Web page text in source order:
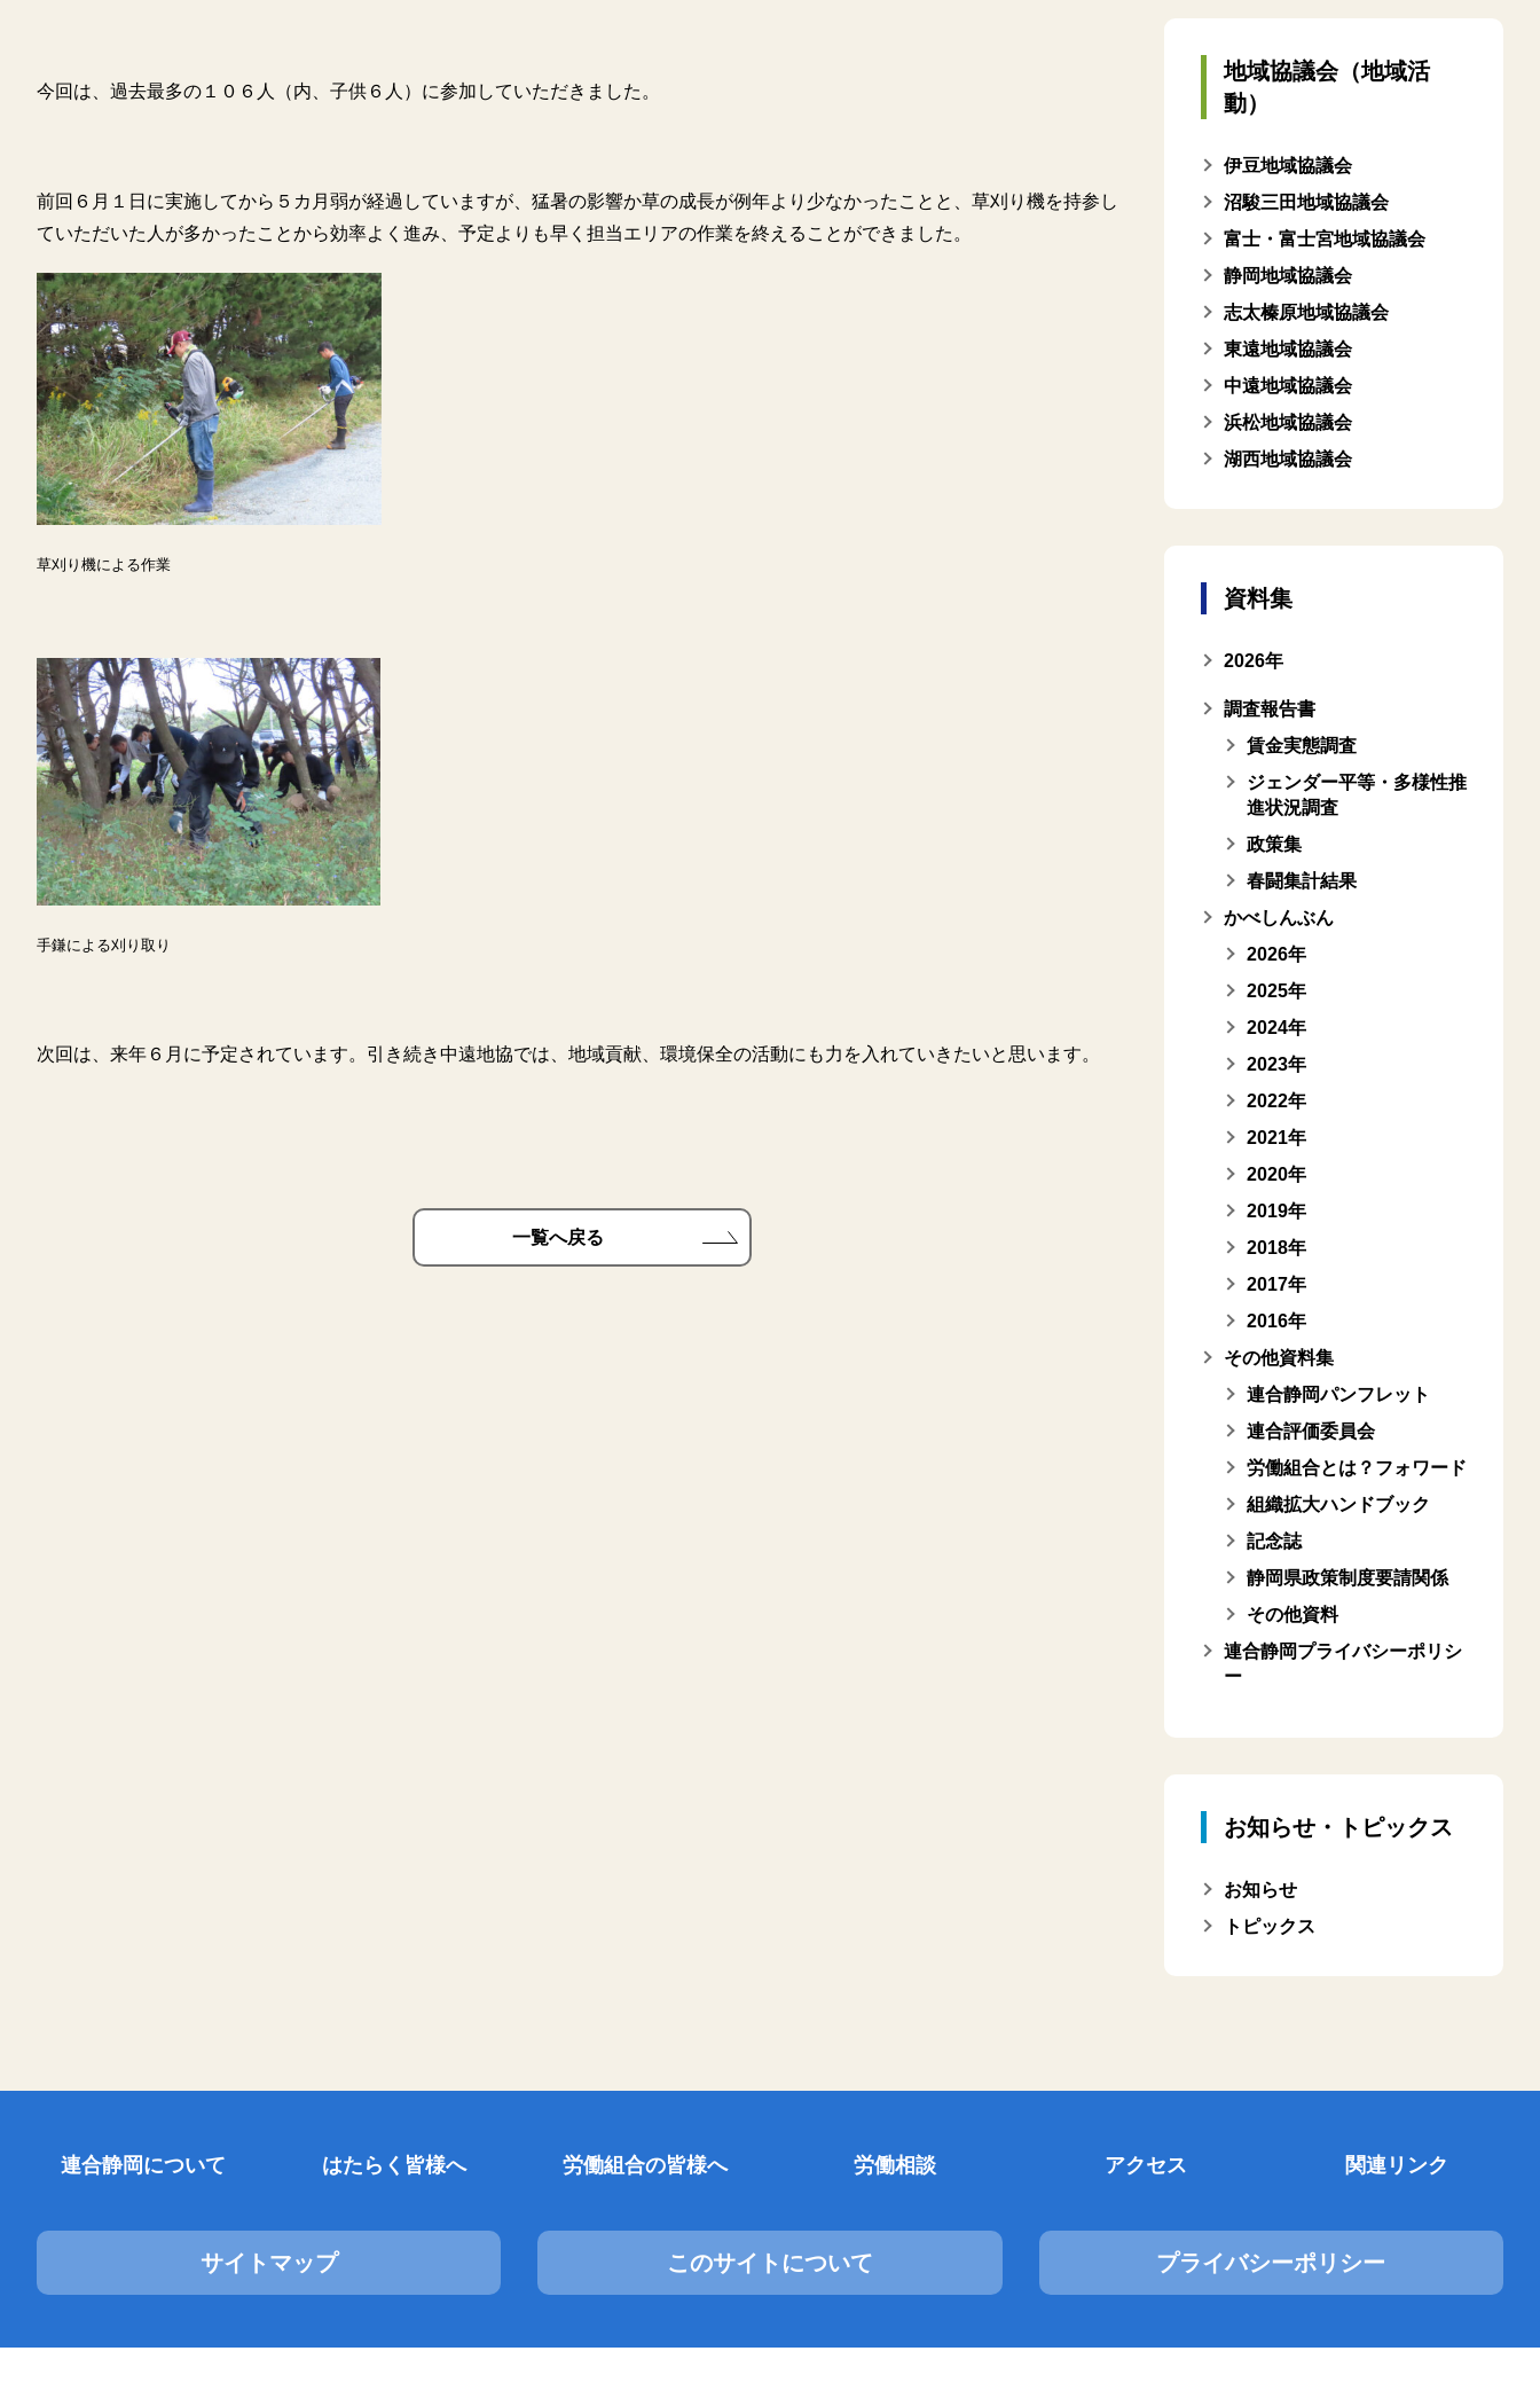
今回は、過去最多の１０６人（内、子供６人）に参加していただきました。
前回６月１日に実施してから５カ月弱が経過していますが、猛暑の影響か草の成長が例年より少なかったことと、草刈り機を持参し
ていただいた人が多かったことから効率よく進み、予定よりも早く担当エリアの作業を終えることができました。
草刈り機による作業
手鎌による刈り取り
次回は、来年６月に予定されています。引き続き中遠地協では、地域貢献、環境保全の活動にも力を入れていきたいと思います。
一覧へ戻る
地域協議会（地域活
動）
伊豆地域協議会
沼駿三田地域協議会
富士・富士宮地域協議会
静岡地域協議会
志太榛原地域協議会
東遠地域協議会
中遠地域協議会
浜松地域協議会
湖西地域協議会
資料集
2026年
調査報告書
賃金実態調査
ジェンダー平等・多様性推
進状況調査
政策集
春闘集計結果
かべしんぶん
2026年
2025年
2024年
2023年
2022年
2021年
2020年
2019年
2018年
2017年
2016年
その他資料集
連合静岡パンフレット
連合評価委員会
労働組合とは？フォワード
組織拡大ハンドブック
記念誌
静岡県政策制度要請関係
その他資料
連合静岡プライバシーポリシ
ー
お知らせ・トピックス
お知らせ
トピックス
連合静岡について はたらく皆様へ 労働組合の皆様へ 労働相談 アクセス 関連リンク
サイトマップ このサイトについて プライバシーポリシー